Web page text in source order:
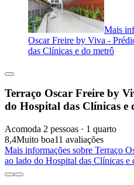
Mais
Oscar Freire by Viva -
das Clínicas e do metrô
Terraço Oscar Freire by
do Hospital das Clínicas e
Acomoda 2 pessoas · 1 quarto
8,4Muito boa11 avaliações
Mais informações sobre Terraço
ao lado do Hospital das Clínicas e